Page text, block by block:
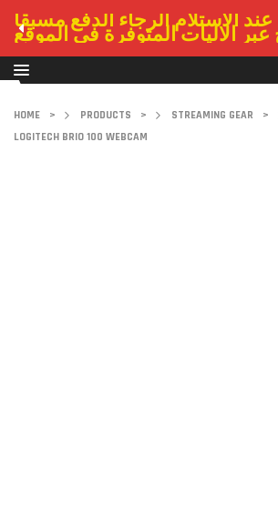
الاستلام الرجاء الدفع مسبقا
الاليات المتوفرة في الموقع
HOME > PRODUCTS > STREAMING GEAR >
LOGITECH BRIO 100 WEBCAM